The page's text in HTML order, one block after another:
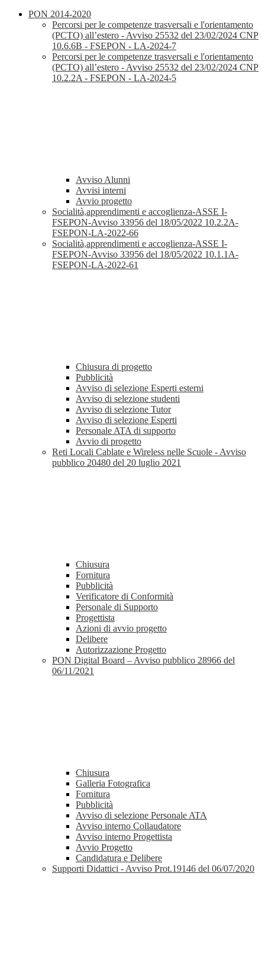
PON 2014-2020
Percorsi per le competenze trasversali e l'orientamento
(PCTO) all’estero - Avviso 25532 del 23/02/2024 CNP
10.6.6B - FSEPON - LA-2024-7
Percorsi per le competenze trasversali e l'orientamento
(PCTO) all’estero - Avviso 25532 del 23/02/2024 CNP
10.2.2A - FSEPON - LA-2024-5
Avviso Alunni
Avvisi interni
Avvio progetto
Socialità,apprendimenti e accoglienza-ASSE I-
FSEPON-Avviso 33956 del 18/05/2022 10.2.2A-
FSEPON-LA-2022-66
Socialità,apprendimenti e accoglienza-ASSE I-
FSEPON-Avviso 33956 del 18/05/2022 10.1.1A-
FSEPON-LA-2022-61
Chiusura di progetto
Pubblicità
Avviso di selezione Esperti esterni
Avviso di selezione studenti
Avviso di selezione Tutor
Avviso di selezione Esperti
Personale ATA di supporto
Avvio di progetto
Reti Locali Cablate e Wireless nelle Scuole - Avviso
pubblico 20480 del 20 luglio 2021
Chiusura
Fornitura
Pubblicità
Verificatore di Conformità
Personale di Supporto
Progettista
Azioni di avvio progetto
Delibere
Autorizzazione Progetto
PON Digital Board – Avviso pubblico 28966 del
06/11/2021
Chiusura
Galleria Fotografica
Fornitura
Pubblicità
Avviso di selezione Personale ATA
Avviso interno Collaudatore
Avviso interno Progettista
Avvio Progetto
Candidatura e Delibere
Supporti Didattici - Avviso Prot.19146 del 06/07/2020